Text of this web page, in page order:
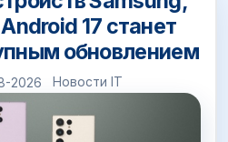
17 станет
обновлением
2026 Новости IT